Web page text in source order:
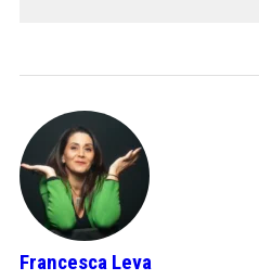
Francesca Leva